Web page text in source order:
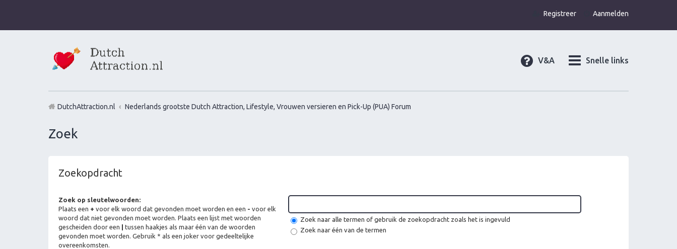
Aanmelden
Registreer
Snelle links
V&A
DutchAttraction.nl Nederlands grootste Dutch Attraction, Lifestyle, Vrouwen versieren en Pick-Up (PUA) Forum
Zoek
Zoekopdracht
Zoek op sleutelwoorden:
Plaats een + voor elk woord dat gevonden moet worden en een - voor elk
woord dat niet gevonden moet worden. Plaats een lijst met woorden
gescheiden door een | tussen haakjes als maar één van de woorden
gevonden moet worden. Gebruik * als een joker voor gedeeltelijke
overeenkomsten.
Zoek naar alle termen of gebruik de zoekopdracht zoals het is ingevuld
Zoek naar één van de termen